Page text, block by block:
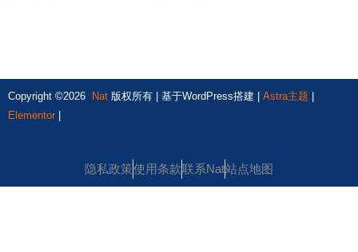
Copyright ©2026 Nat 版权所有 | 基于WordPress搭建 | Astra主题
Elementor|
隐私政策使用条款联系Nat站点地图